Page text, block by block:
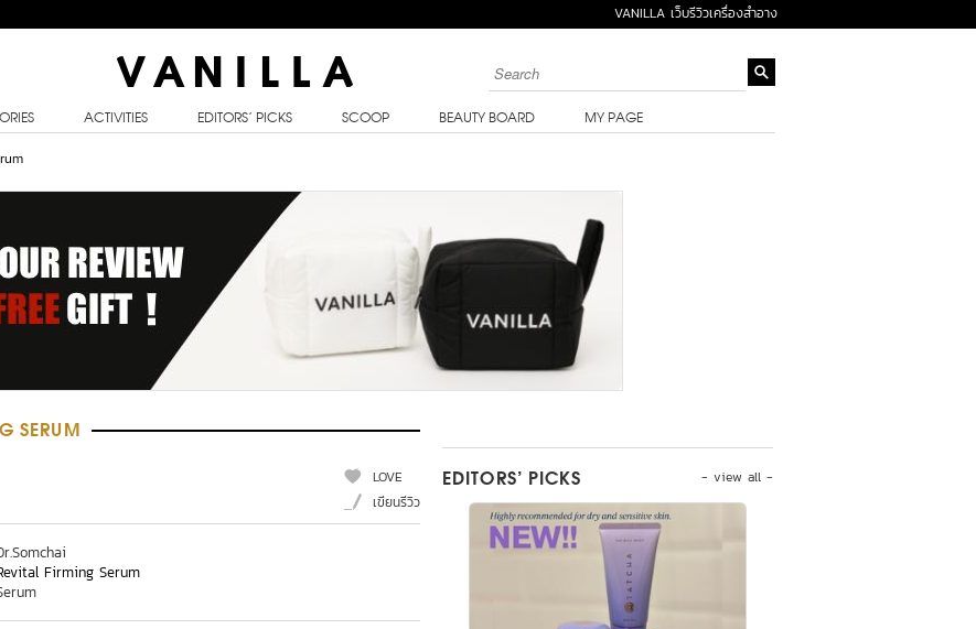
VANILLA เว็บรีวิวเครื่องสำอาง
ACTIVITIES EDITORS’ PICKS SCOOP BEAUTY BOARD MY PAGE
SERUM
LOVE
เขียนรีวิว
Firming Serum
- view all -
EDITORS’ PICKS